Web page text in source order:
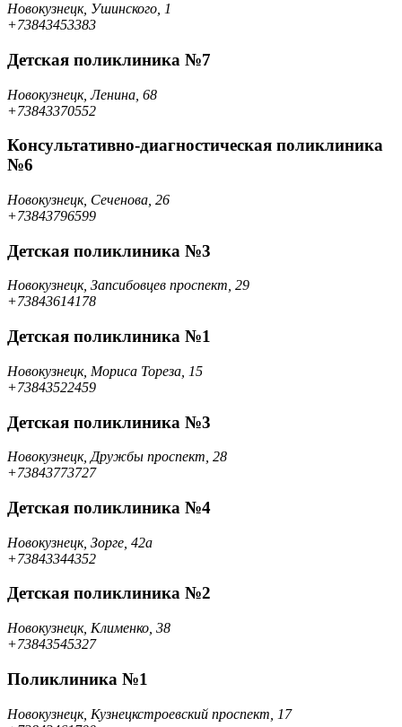
Новокузнецк, Ушинского, 1
+73843453383
Детская поликлиника №7
Новокузнецк, Ленина, 68
+73843370552
Консультативно-диагностическая поликлиника
№6
Новокузнецк, Сеченова, 26
+73843796599
Детская поликлиника №3
Новокузнецк, Запсибовцев проспект, 29
+73843614178
Детская поликлиника №1
Новокузнецк, Мориса Тореза, 15
+73843522459
Детская поликлиника №3
Новокузнецк, Дружбы проспект, 28
+73843773727
Детская поликлиника №4
Новокузнецк, Зорге, 42а
+73843344352
Детская поликлиника №2
Новокузнецк, Клименко, 38
+73843545327
Поликлиника №1
Новокузнецк, Кузнецкстроевский проспект, 17